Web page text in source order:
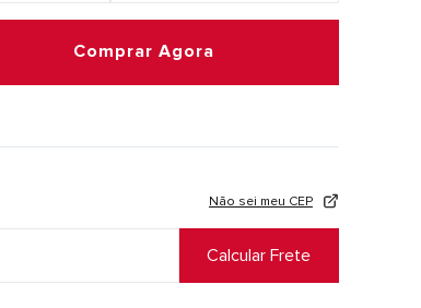
Comprar Agora
Não sei meu CEP